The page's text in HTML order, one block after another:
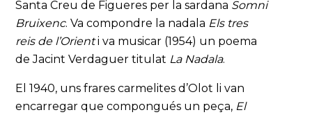
Santa Creu de Figueres per la sardana Somni
Bruixenc. Va compondre la nadala Els tres
reis de l’Orienti va musicar (1954) un poema
de Jacint Verdaguer titulat La Nadala.
El 1940, uns frares carmelites d’Olot li van
encarregar que compongués un peça, El